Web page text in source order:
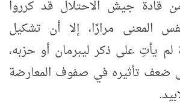
من قادة جيش الاحتلال قد كرروا
المعنى مرارًا، إلا أن تشكيل
لم يأتِ على ذكر ليبرمان أو حزبه،
ضعف تأثيره في صفوف المعارضة